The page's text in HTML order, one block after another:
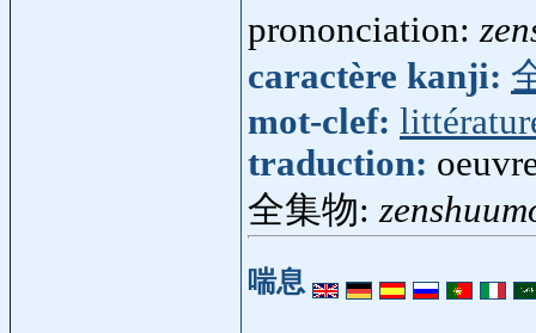
prononciation:
caractère kanji:
mot-clef:
traduction:
全集物:
喘息